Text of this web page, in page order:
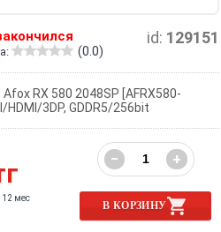
id: 129151
(0.0)
Afox RX 580 2048SP [AFRX580-
HDMI/3DP, GDDR5/256bit
12 мес
− +
В КОРЗИНУ